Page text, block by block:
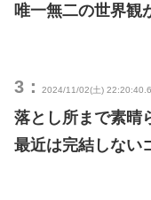
唯一無二の世界観
3： 2024/11/02(土)
落とし所まで素晴
最近は完結しない